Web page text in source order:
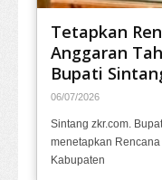
Tetapkan
Anggaran
Bupati
06/07/2026
Sintang zkr.com.
menetapkan
Kabupaten